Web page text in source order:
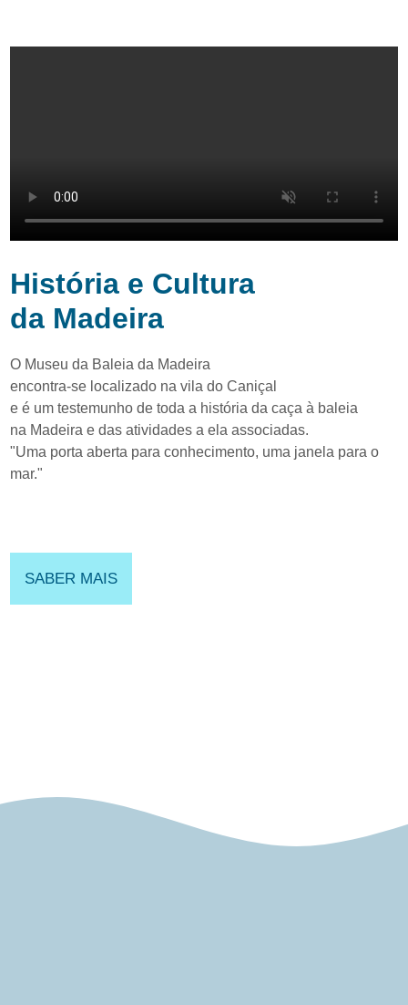
História e Cultura
da Madeira
O Museu da Baleia da Madeira
encontra-se localizado na vila do Caniçal
e é um testemunho de toda a história da caça à baleia
na Madeira e das atividades a ela associadas.
"Uma porta aberta para conhecimento, uma janela para o
mar."
SABER MAIS